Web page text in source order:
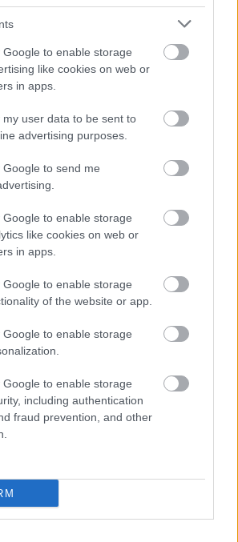
Google to enable storage
like cookies on web or
in apps.
my user data to be sent to
advertising purposes.
to send me
Google to enable storage
like cookies on web or
in apps.
Google to enable storage
of the website or app.
Google to enable storage
Google to enable storage
including authentication
fraud prevention, and other
την πλατεία Τσακ
μία παραδοσιακή έπαυλη του
οφθαλμών και παρατηρούν πώς
η ομάδα του επισκέπτονται
και τον Ναό της Φωτιάς,
ο Ζωροαστρισμός υπάρχει
στο Ιράν.
να δοκιμάσουν τοπικές
και γλυκές!
τα δύο πρώτα επεισόδια του
στο Ιράν